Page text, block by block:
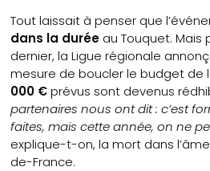
Tout laissait à penser que
dans la durée au Touquet. Mais
dernier, la Ligue régionale
mesure de boucler le budget de
000 €prévus sont devenus
partenaires nous ont dit : c’est
faites, mais cette année, on ne
explique-t-on, la mort dans
de-France.